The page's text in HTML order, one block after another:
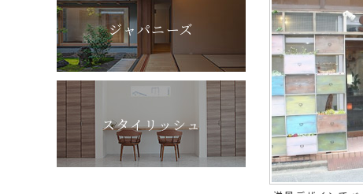
ジャパニーズ
スタイリッシュ